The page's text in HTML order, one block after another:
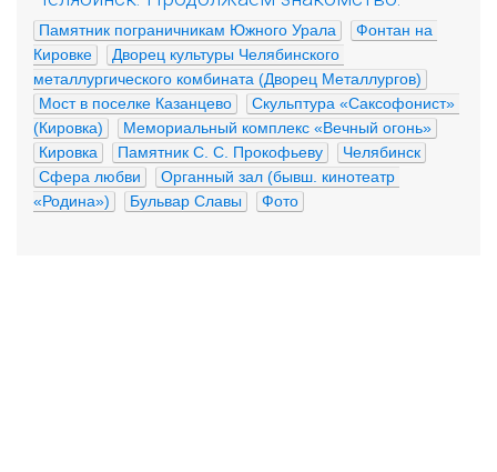
Памятник пограничникам Южного Урала
Фонтан на
Кировке
Дворец культуры Челябинского
металлургического комбината (Дворец Металлургов)
Мост в поселке Казанцево
Скульптура «Саксофонист»
(Кировка)
Мемориальный комплекс «Вечный огонь»
Кировка
Памятник С. С. Прокофьеву
Челябинск
Сфера любви
Органный зал (бывш. кинотеатр
«Родина»)
Бульвар Славы Фото